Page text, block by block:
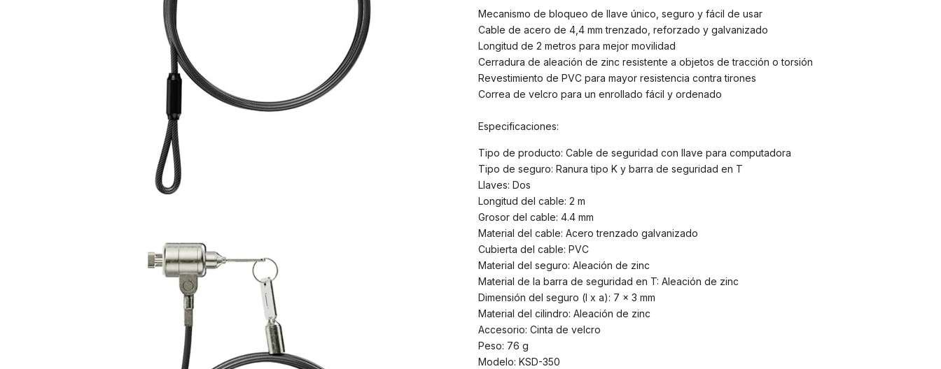
Mecanismo de bloqueo de llave único, seguro y fácil de usar
Cable de acero de 4,4 mm trenzado, reforzado y galvanizado
Longitud de 2 metros para mejor movilidad
Cerradura de aleación de zinc resistente a objetos de tracción o torsión
Revestimiento de PVC para mayor resistencia contra tirones
Correa de velcro para un enrollado fácil y ordenado
Especificaciones:
Tipo de producto: Cable de seguridad con llave para computadora
Tipo de seguro: Ranura tipo K y barra de seguridad en T
Llaves: Dos
Longitud del cable: 2 m
Grosor del cable: 4.4 mm
Material del cable: Acero trenzado galvanizado
Cubierta del cable: PVC
Material del seguro: Aleación de zinc
Material de la barra de seguridad en T: Aleación de zinc
Dimensión del seguro (l x a): 7 x 3 mm
Material del cilindro: Aleación de zinc
Accesorio: Cinta de velcro
Peso: 76 g
Modelo: KSD-350